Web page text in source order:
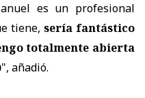
es un profesional
tiene,sería fantástico
totalmente abierta
", añadió.